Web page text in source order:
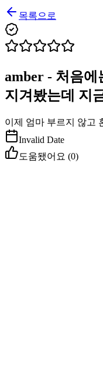
목록으로
amber - 처음에
지겨봤는데 지
이제 엄마 부르지 않고
Invalid Date
도움됐어요 (0)